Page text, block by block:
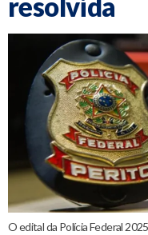
resolvida
O edital da Polícia Federal